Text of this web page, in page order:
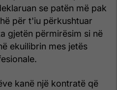
se patën më pak
për t'iu përkushtuar
gjetën përmirësim si në
ekuilibrin mes jetës
kanë një kontratë që